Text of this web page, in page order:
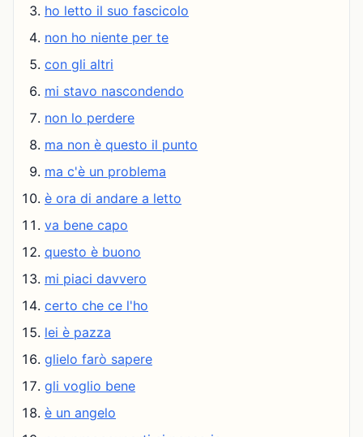
ho letto il suo fascicolo
non ho niente per te
con gli altri
mi stavo nascondendo
non lo perdere
ma non è questo il punto
ma c'è un problema
è ora di andare a letto
va bene capo
questo è buono
mi piaci davvero
certo che ce l'ho
lei è pazza
glielo farò sapere
gli voglio bene
è un angelo